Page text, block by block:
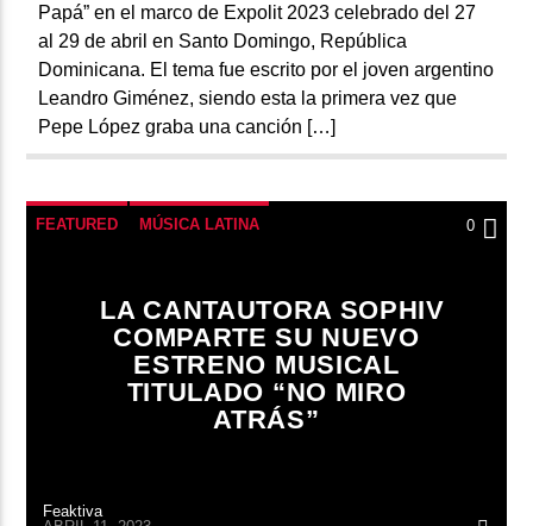
Papá” en el marco de Expolit 2023 celebrado del 27
al 29 de abril en Santo Domingo, República
Dominicana. El tema fue escrito por el joven argentino
Leandro Giménez, siendo esta la primera vez que
Pepe López graba una canción […]
FEATURED MÚSICA LATINA 0
LA CANTAUTORA SOPHIV
COMPARTE SU NUEVO
ESTRENO MUSICAL
TITULADO “NO MIRO
ATRÁS”
Feaktiva